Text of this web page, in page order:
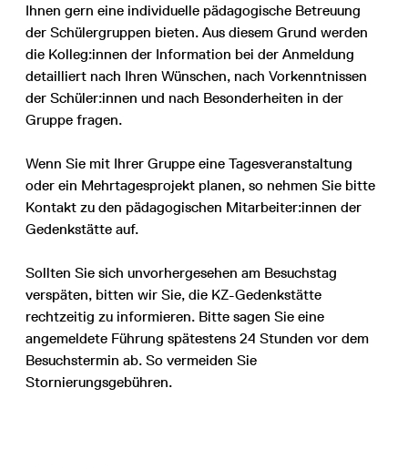
Ihnen gern eine individuelle pädagogische Betreuung
der Schülergruppen bieten. Aus diesem Grund werden
die Kolleg:innen der Information bei der Anmeldung
detailliert nach Ihren Wünschen, nach Vorkenntnissen
der Schüler:innen und nach Besonderheiten in der
Gruppe fragen.
Wenn Sie mit Ihrer Gruppe eine Tagesveranstaltung
oder ein Mehrtagesprojekt planen, so nehmen Sie bitte
Kontakt zu den pädagogischen Mitarbeiter:innen der
Gedenkstätte auf.
Sollten Sie sich unvorhergesehen am Besuchstag
verspäten, bitten wir Sie, die KZ-Gedenkstätte
rechtzeitig zu informieren. Bitte sagen Sie eine
angemeldete Führung spätestens 24 Stunden vor dem
Besuchstermin ab. So vermeiden Sie
Stornierungsgebühren.